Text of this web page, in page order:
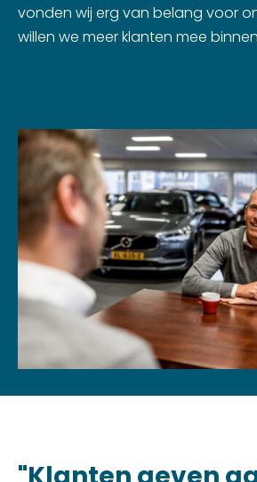
vonden wij erg van belang voor
willen we meer klanten mee